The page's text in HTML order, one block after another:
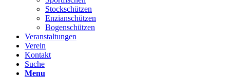
Stockschützen
Enzianschützen
Bogenschützen
Veranstaltungen
Verein
Kontakt
Suche
Menu